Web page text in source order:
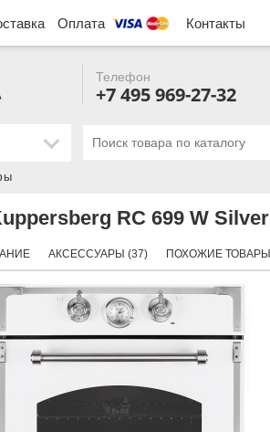
Оплата Контакты
Телефон
+7 495 969-27-32
RC 699 W Silver
АКСЕССУАРЫ (37) ПОХОЖИЕ ТОВАРЫ